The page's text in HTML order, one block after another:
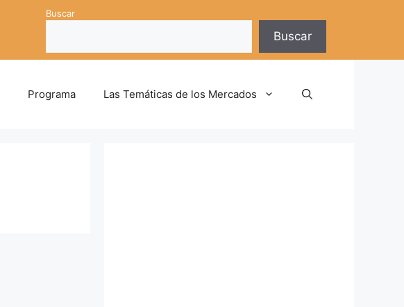
Buscar
Buscar
Programa Las Temáticas de los Mercados